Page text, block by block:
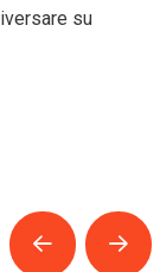
su